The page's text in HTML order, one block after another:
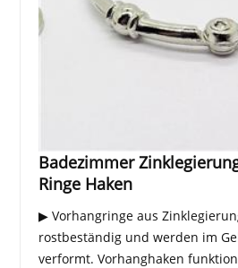
Badezimmer
Ringe Haken
▶ Vorhangringe aus
rostbeständig und werden im
verformt. Vorhanghaken